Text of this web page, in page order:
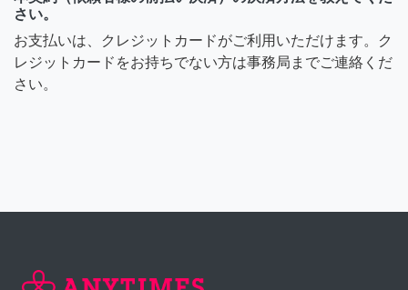
さい。
お支払いは、クレジットカードがご利用いただけます。ク
レジットカードをお持ちでない方は事務局までご連絡くだ
さい。